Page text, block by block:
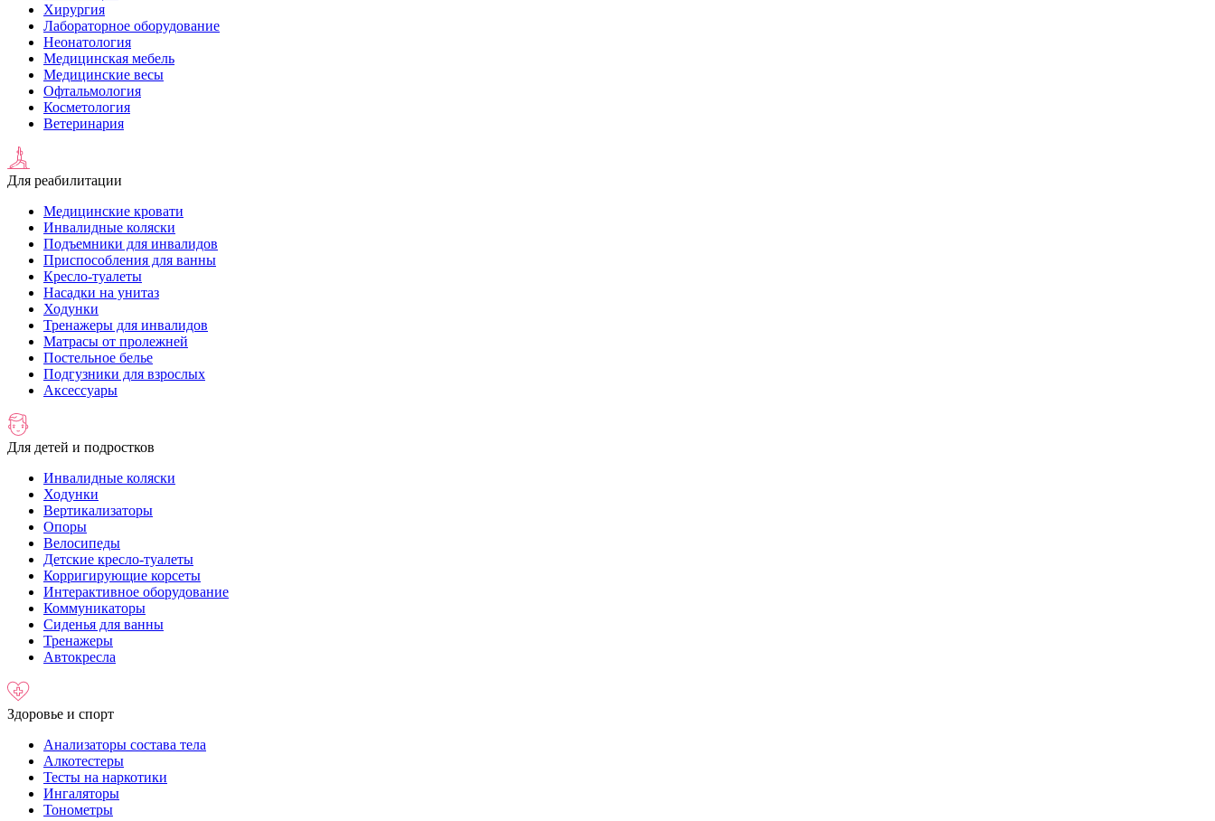
Хирургия
Лабораторное оборудование
Неонатология
Медицинская мебель
Медицинские весы
Офтальмология
Косметология
Ветеринария
Для реабилитации
Медицинские кровати
Инвалидные коляски
Подъемники для инвалидов
Приспособления для ванны
Кресло-туалеты
Насадки на унитаз
Ходунки
Тренажеры для инвалидов
Матрасы от пролежней
Постельное белье
Подгузники для взрослых
Аксессуары
Для детей и подростков
Инвалидные коляски
Ходунки
Вертикализаторы
Опоры
Велосипеды
Детские кресло-туалеты
Корригирующие корсеты
Интерактивное оборудование
Коммуникаторы
Сиденья для ванны
Тренажеры
Автокресла
Здоровье и спорт
Анализаторы состава тела
Алкотестеры
Тесты на наркотики
Ингаляторы
Тонометры